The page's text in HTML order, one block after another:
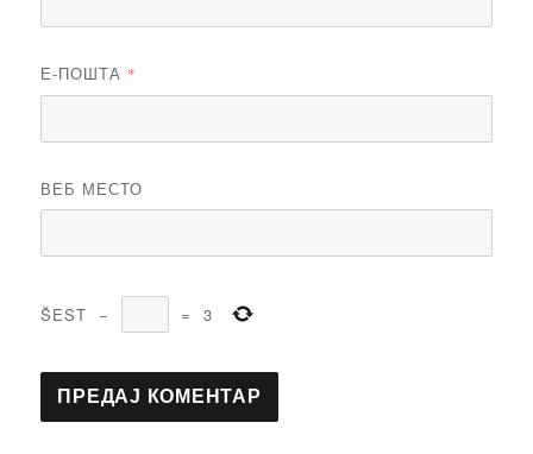
Е-ПОШТА *
ВЕБ МЕСТО
ŠEST − = 3